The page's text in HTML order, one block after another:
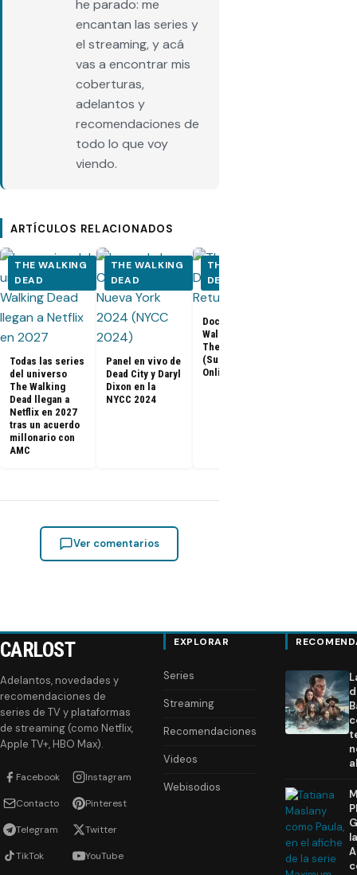
he parado: me
encantan las series y
el streaming, y acá
vas a encontrar mis
coberturas,
adelantos y
recomendaciones de
todo lo que voy
viendo.
ARTÍCULOS RELACIONADOS
THE WALKING
DEAD
Todas las series
del universo
The Walking
Dead llegan a
Netflix en 2027
tras un acuerdo
millonario con
AMC
THE WALKING
DEAD
Panel en vivo de
Dead City y Daryl
Dixon en la
NYCC 2024
THE WALKING
DEAD
Documental The
Walking Dead:
The Return
(Subtitulado
Online)
Ver comentarios
CARLOST
Adelantos, novedades y
recomendaciones de
series de TV y plataformas
de streaming (como Netflix,
Apple TV+, HBO Max).
Facebook Instagram
Contacto Pinterest
Telegram Twitter
TikTok YouTube
EXPLORAR
Series
Streaming
Recomendaciones
Videos
Webisodios